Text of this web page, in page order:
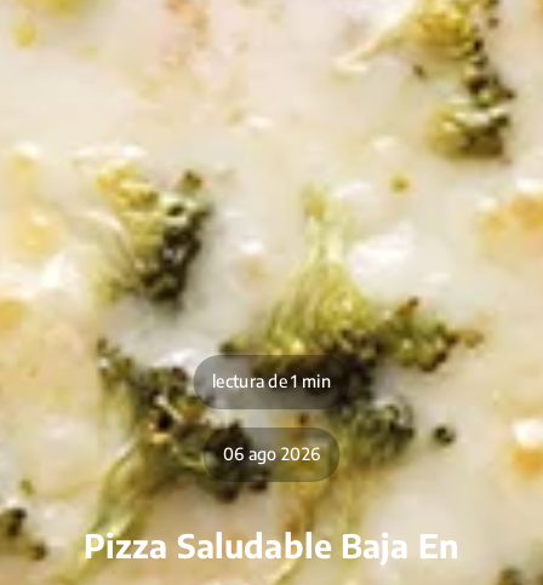
lectura de 1 min
06 ago 2026
Pizza Saludable Baja En